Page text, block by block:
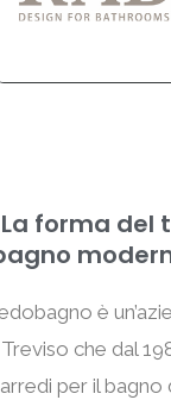
La forma del
è
che dal
per il